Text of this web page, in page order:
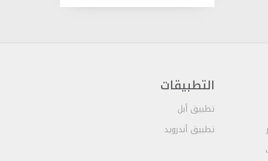
التطبيقات
تطبيق أبل
تطبيق أندرويد